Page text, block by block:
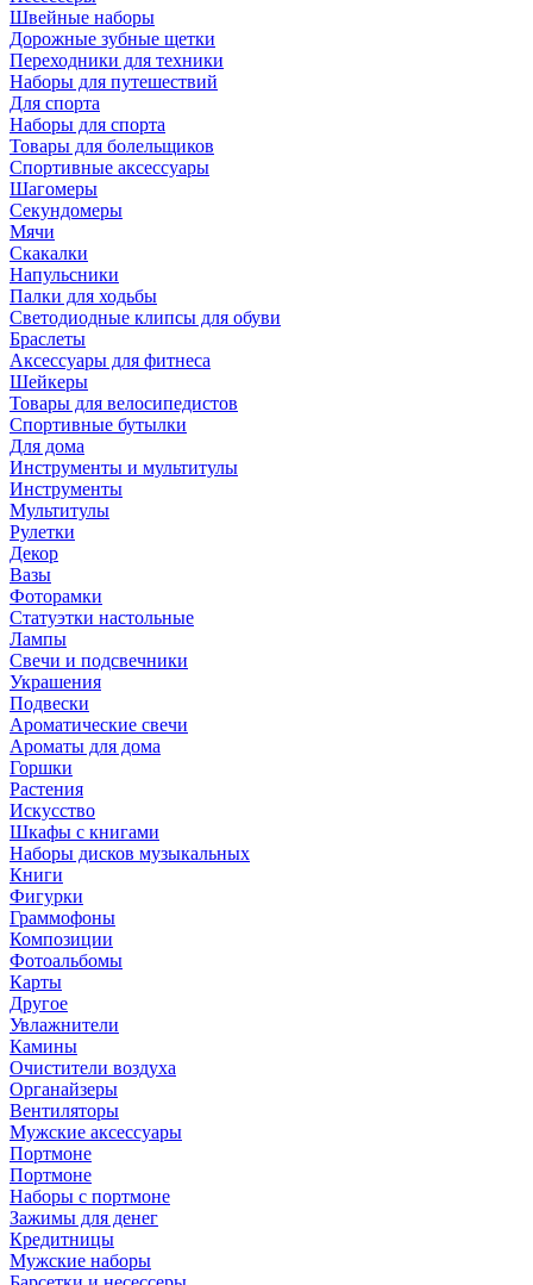
Швейные наборы
Дорожные зубные щетки
Переходники для техники
Наборы для путешествий
Для спорта
Наборы для спорта
Товары для болельщиков
Спортивные аксессуары
Шагомеры
Секундомеры
Мячи
Скакалки
Напульсники
Палки для ходьбы
Светодиодные клипсы для обуви
Браслеты
Аксессуары для фитнеса
Шейкеры
Товары для велосипедистов
Спортивные бутылки
Для дома
Инструменты и мультитулы
Инструменты
Мультитулы
Рулетки
Декор
Вазы
Фоторамки
Статуэтки настольные
Лампы
Свечи и подсвечники
Украшения
Подвески
Ароматические свечи
Ароматы для дома
Горшки
Растения
Искусство
Шкафы с книгами
Наборы дисков музыкальных
Книги
Фигурки
Граммофоны
Композиции
Фотоальбомы
Карты
Другое
Увлажнители
Камины
Очистители воздуха
Органайзеры
Вентиляторы
Мужские аксессуары
Портмоне
Портмоне
Наборы с портмоне
Зажимы для денег
Кредитницы
Мужские наборы